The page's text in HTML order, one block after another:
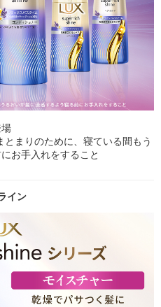
まりのために、寝ている間もう
お手入れをすること
イン